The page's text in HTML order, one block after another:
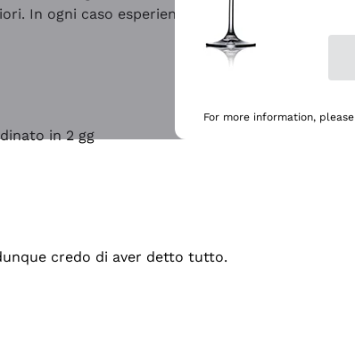
In ogni caso esperienza buona e lo consiglio! 👍
in 2 gg
credo di aver detto tutto.
For more information,